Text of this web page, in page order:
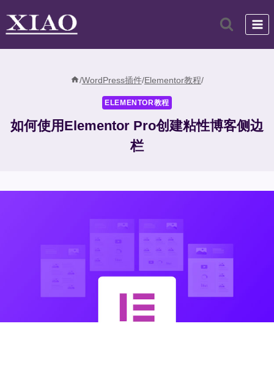
/WordPress插件/Elementor教程/
ELEMENTOR教程
如何使用Elementor Pro创建粘性博客侧边
栏